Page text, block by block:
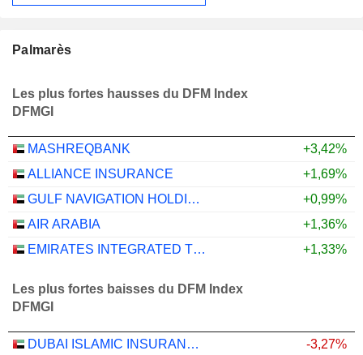
Palmarès
Les plus fortes hausses du DFM Index
DFMGI
MASHREQBANK
+3,42%
ALLIANCE INSURANCE
+1,69%
GULF NAVIGATION HOLDING
+0,99%
AIR ARABIA
+1,36%
EMIRATES INTEGRATED TELECOMMUNICATIONS COMPANY
+1,33%
Les plus fortes baisses du DFM Index
DFMGI
DUBAI ISLAMIC INSURANCE & REINSURANCE CO. (AMAN) -3,27%